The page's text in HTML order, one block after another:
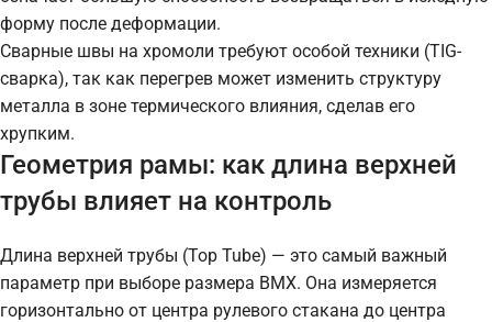
форму после деформации.
Сварные швы на хромоли требуют особой техники (TIG-
сварка), так как перегрев может изменить структуру
металла в зоне термического влияния, сделав его
хрупким.
Геометрия рамы: как длина верхней
трубы влияет на контроль
Длина верхней трубы (Top Tube) — это самый важный
параметр при выборе размера BMX. Она измеряется
горизонтально от центра рулевого стакана до центра